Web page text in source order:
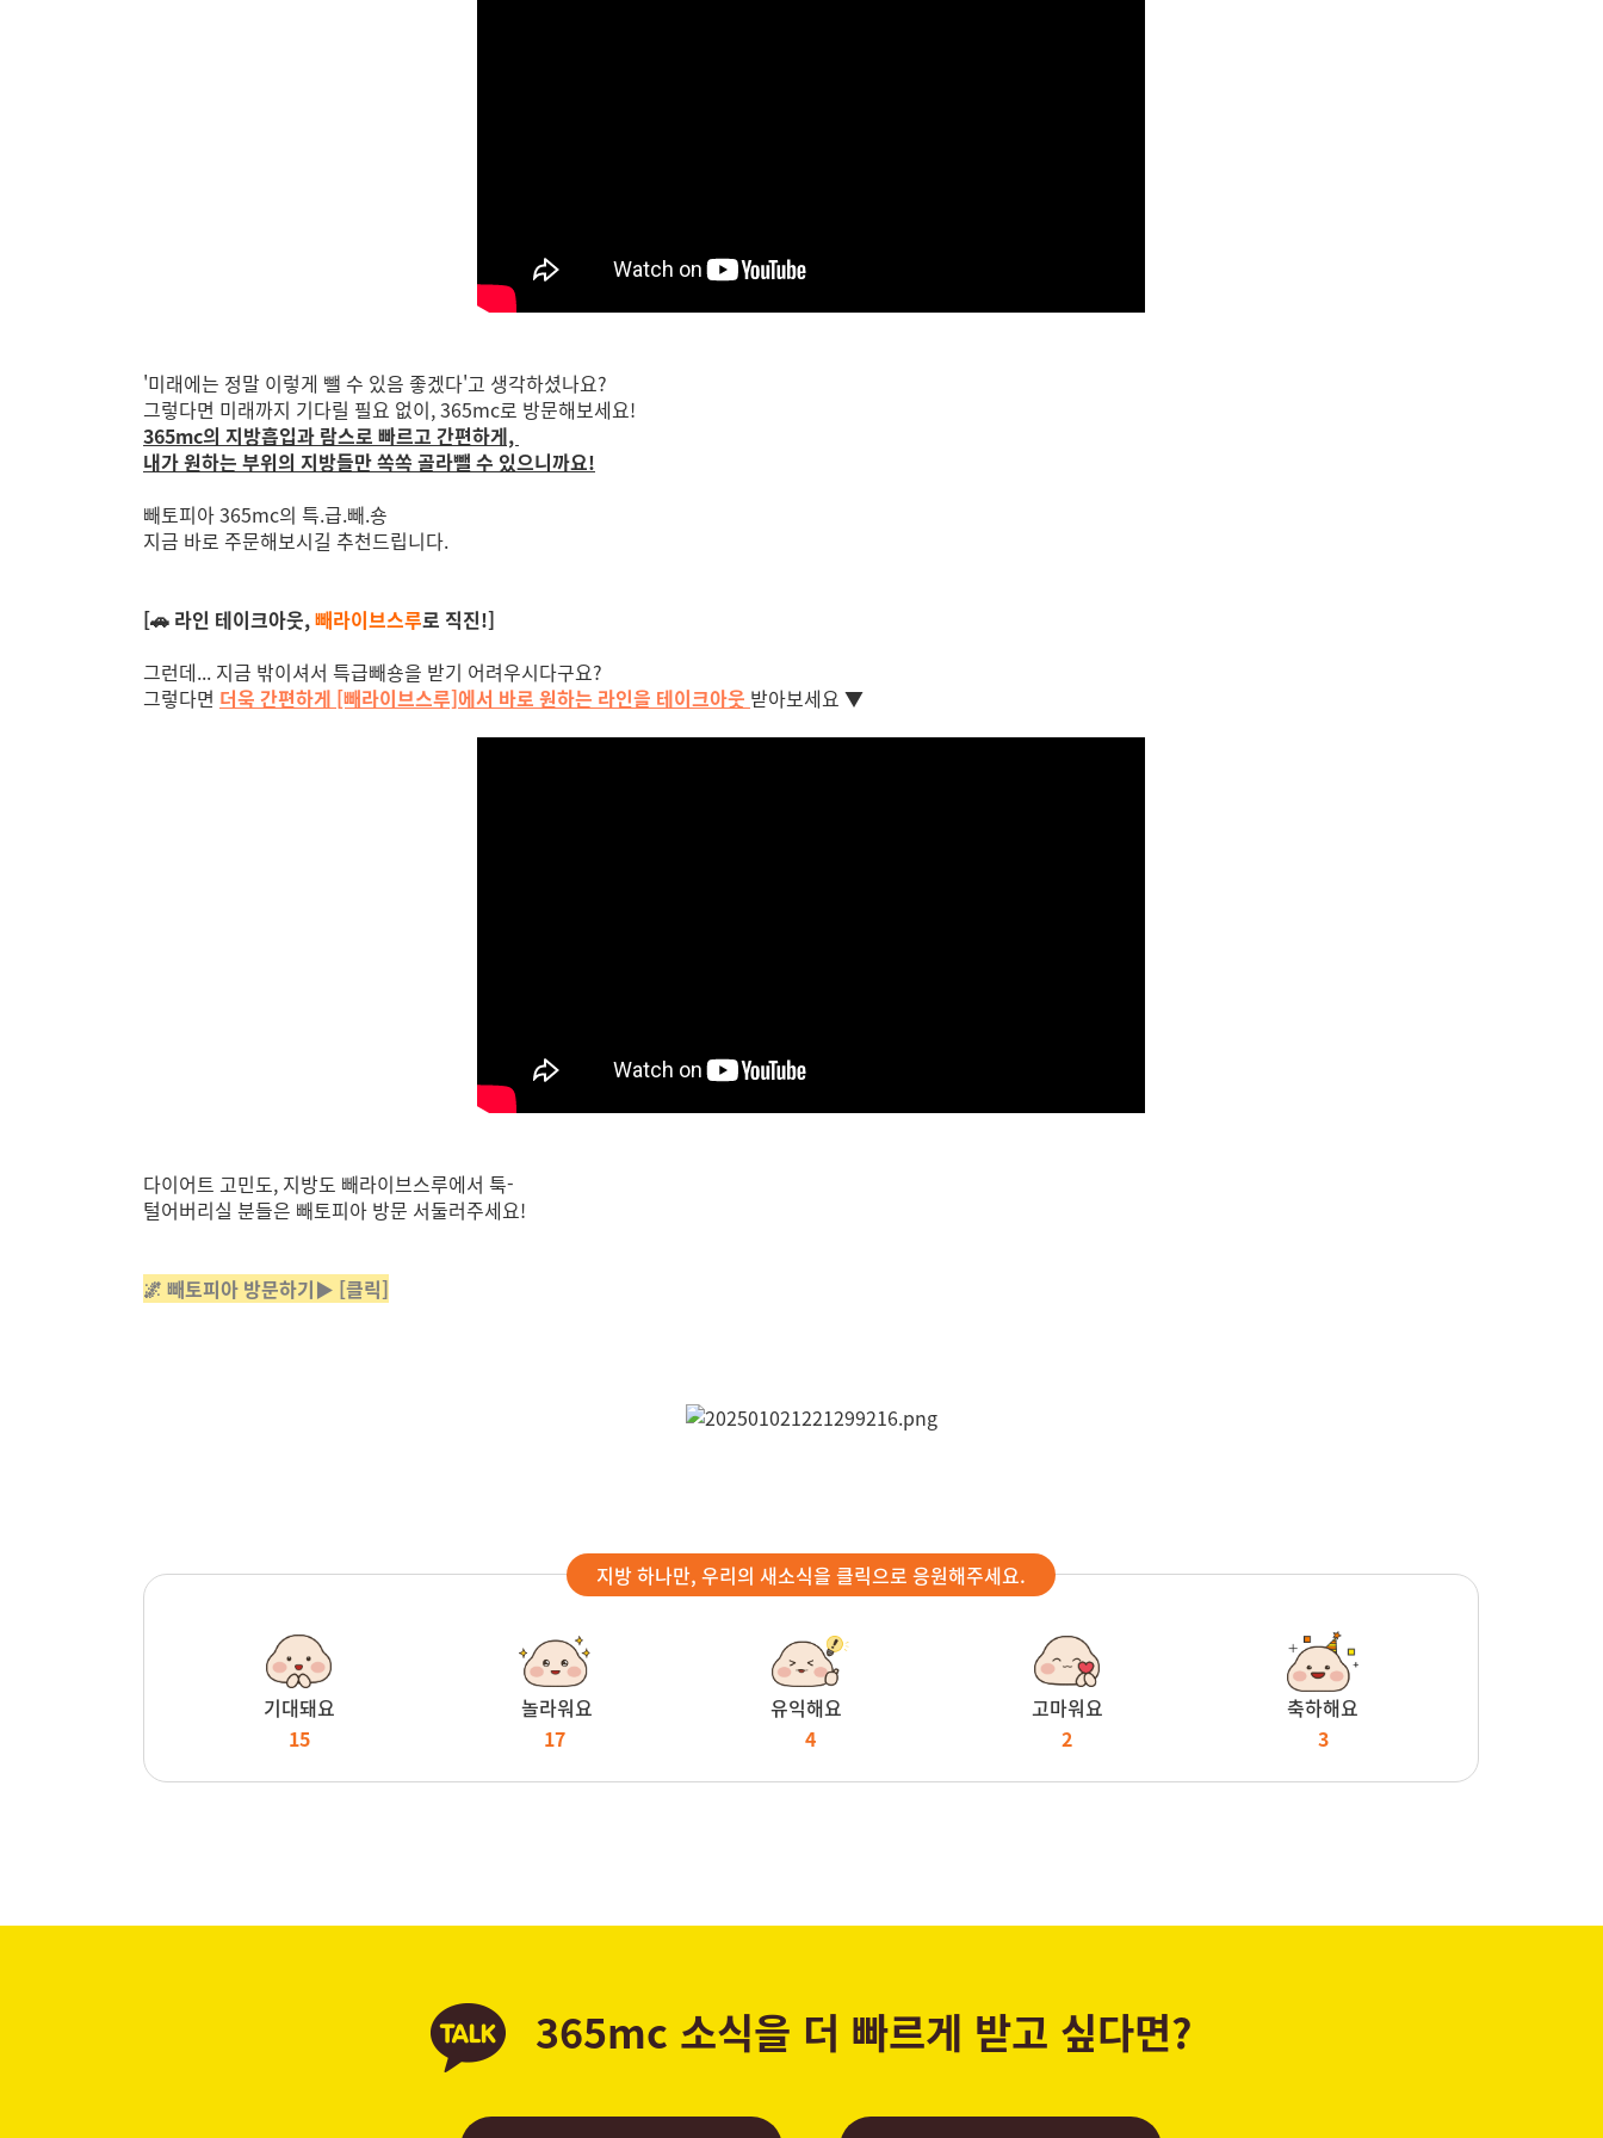
'미래에는 정말 이렇게 뺄 수 있음 좋겠다'고 생각하셨나요?
그렇다면 미래까지 기다릴 필요 없이, 365mc로 방문해보세요!
365mc의 지방흡입과 람스로 빠르고 간편하게,
내가 원하는 부위의 지방들만 쏙쏙 골라뺄 수 있으니까요!
빼토피아 365mc의 특.급.빼.숑
지금 바로 주문해보시길 추천드립니다.
[🚗 라인 테이크아웃,빼라이브스루로 직진!]
그런데... 지금 밖이셔서 특급빼숑을 받기 어려우시다구요?
그렇다면 더욱 간편하게 [빼라이브스루]에서 바로 원하는 라인을 테이크아웃 받아보세요 ▼
다이어트 고민도, 지방도 빼라이브스루에서 툭-
털어버리실 분들은 빼토피아 방문 서둘러주세요!
🌌 빼토피아 방문하기▶ [클릭]
지방 하나만, 우리의 새소식을 클릭으로 응원해주세요.
기대돼요
15
놀라워요
17
유익해요
4
고마워요
2
축하해요
3
365mc 소식을 더 빠르게 받고 싶다면?